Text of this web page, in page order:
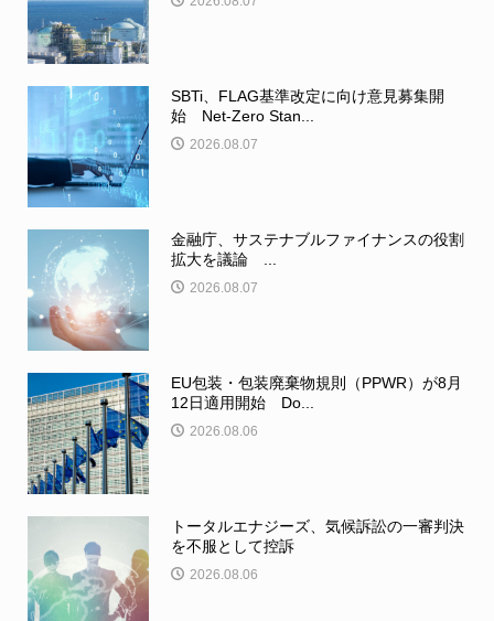
SBTi、FLAG基準改定に向け意見募集開
始 Net-Zero Stan...
2026.08.07
金融庁、サステナブルファイナンスの役割
拡大を議論 ...
2026.08.07
EU包装・包装廃棄物規則（PPWR）が8月
12日適用開始 Do...
2026.08.06
トータルエナジーズ、気候訴訟の一審判決
を不服として控訴
2026.08.06